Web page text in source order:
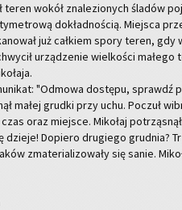
wokół zna­le­zio­nych śla­dów
do­kład­no­ścią. Miej­sca
już cał­kiem spory teren,
urzą­dze­nie wiel­ko­ści ma­łe­go
"Od­mo­wa do­stę­pu,
małej grud­ki przy uchu. Po­czuł
oraz miej­sce. Mi­ko­łaj
dzie­je! Do­pie­ro dru­gie­go grud­nia?
zma­te­ria­li­zo­wa­ły się sanie.